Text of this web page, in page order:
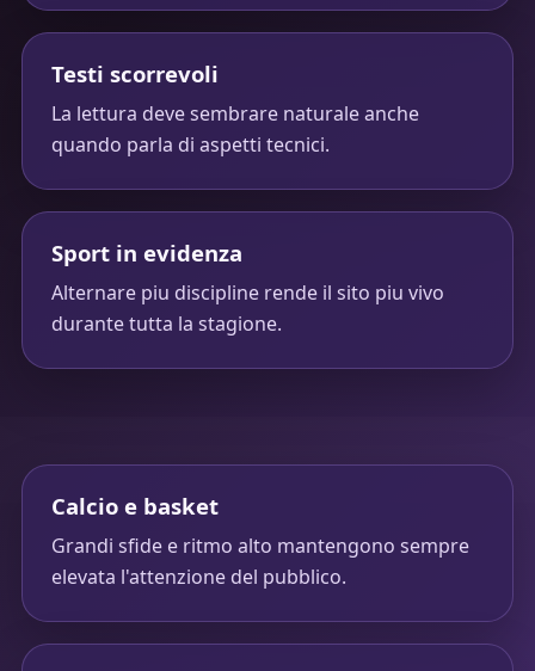
Testi scorrevoli
La lettura deve sembrare naturale anche
quando parla di aspetti tecnici.
Sport in evidenza
Alternare piu discipline rende il sito piu vivo
durante tutta la stagione.
Calcio e basket
Grandi sfide e ritmo alto mantengono sempre
elevata l'attenzione del pubblico.